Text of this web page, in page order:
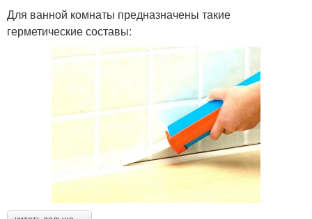
Для ванной комнаты предназначены такие
герметические составы: